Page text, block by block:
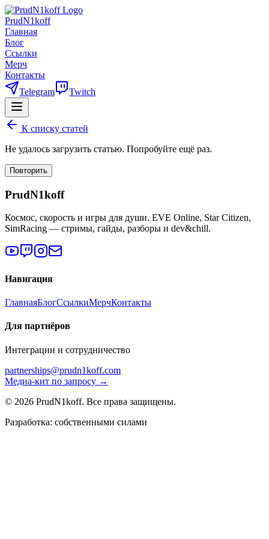
PrudN1koff
Главная
Блог
Ссылки
Мерч
Контакты
Telegram
Twitch
К списку статей
Не удалось загрузить статью. Попробуйте ещё раз.
Повторить
PrudN1koff
Космос, скорость и игры для души. EVE Online, Star Citizen,
SimRacing — стримы, гайды, разборы и dev&chill.
Навигация
ГлавнаяБлогСсылкиМерчКонтакты
Для партнёров
Интеграции и сотрудничество
partnerships@prudn1koff.com
Медиа-кит по запросу →
© 2026 PrudN1koff. Все права защищены.
Разработка: собственными силами